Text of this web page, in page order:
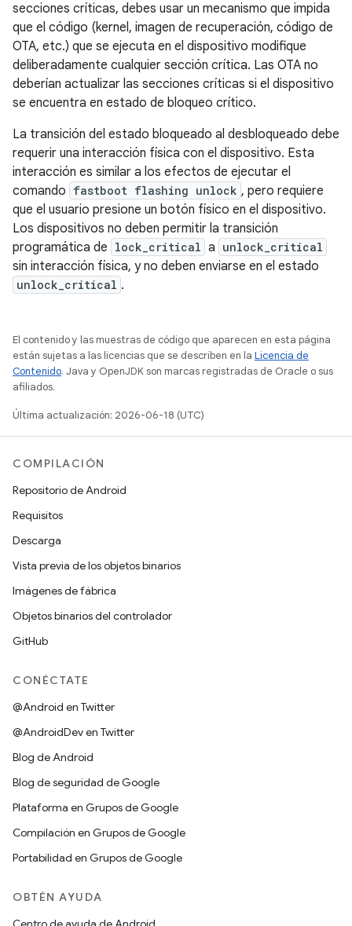
secciones críticas, debes usar un mecanismo que impida
que el código (kernel, imagen de recuperación, código de
OTA, etc.) que se ejecuta en el dispositivo modifique
deliberadamente cualquier sección crítica. Las OTA no
deberían actualizar las secciones críticas si el dispositivo
se encuentra en estado de bloqueo crítico.
La transición del estado bloqueado al desbloqueado debe
requerir una interacción física con el dispositivo. Esta
interacción es similar a los efectos de ejecutar el
comando fastboot flashing unlock , pero requiere
que el usuario presione un botón físico en el dispositivo.
Los dispositivos no deben permitir la transición
programática de lock_critical a unlock_critical
sin interacción física, y no deben enviarse en el estado
unlock_critical .
El contenido y las muestras de código que aparecen en esta página
están sujetas a las licencias que se describen en la Licencia de
Contenido. Java y OpenJDK son marcas registradas de Oracle o sus
afiliados.
Última actualización: 2026-06-18 (UTC)
COMPILACIÓN
Repositorio de Android
Requisitos
Descarga
Vista previa de los objetos binarios
Imágenes de fábrica
Objetos binarios del controlador
GitHub
CONÉCTATE
@Android en Twitter
@AndroidDev en Twitter
Blog de Android
Blog de seguridad de Google
Plataforma en Grupos de Google
Compilación en Grupos de Google
Portabilidad en Grupos de Google
OBTÉN AYUDA